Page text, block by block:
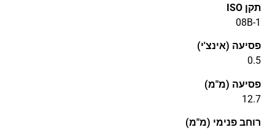
תקן ISO
08B-1
פסיעה (אינצ'י)
0.5
פסיעה (מ"מ)
12.7
רוחב פנימי (מ"מ)